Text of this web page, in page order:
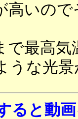
高いの
で最高
うな光
ると動